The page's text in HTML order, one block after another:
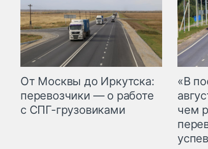
От Москвы до Иркутска:
перевозчики — о работе
с СПГ-грузовиками
«В
чем